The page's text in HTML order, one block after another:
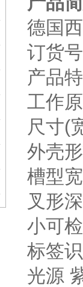
德国
订货
产品
工作
尺寸(
外壳
槽型
叉形
小可
标签
光源